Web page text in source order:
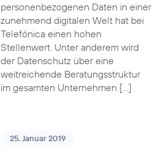
personenbezogenen Daten in einer
zunehmend digitalen Welt hat bei
Telefónica einen hohen
Stellenwert. Unter anderem wird
der Datenschutz über eine
weitreichende Beratungsstruktur
im gesamten Unternehmen […]
25. Januar 2019